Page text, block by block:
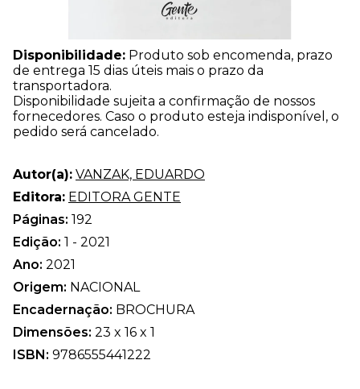
Disponibilidade: Produto sob encomenda, prazo
de entrega 15 dias úteis mais o prazo da
transportadora.
Disponibilidade sujeita a confirmação de nossos
fornecedores. Caso o produto esteja indisponível, o
pedido será cancelado.
Autor(a): VANZAK, EDUARDO
Editora: EDITORA GENTE
Páginas: 192
Edição: 1 - 2021
Ano: 2021
Origem: NACIONAL
Encadernação: BROCHURA
Dimensões: 23 x 16 x 1
ISBN: 9786555441222